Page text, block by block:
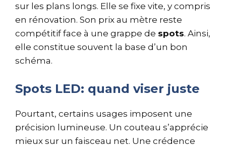
sur les plans longs. Elle se fixe vite, y compris
en rénovation. Son prix au mètre reste
compétitif face à une grappe de spots. Ainsi,
elle constitue souvent la base d’un bon
schéma.
Spots LED: quand viser juste
Pourtant, certains usages imposent une
précision lumineuse. Un couteau s’apprécie
mieux sur un faisceau net. Une crédence